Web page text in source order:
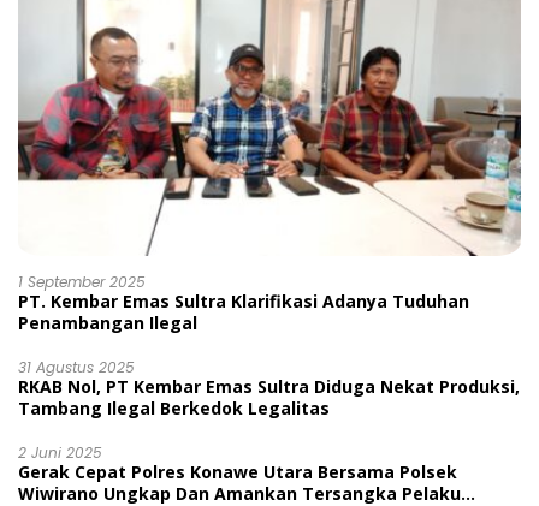
1 September 2025
PT. Kembar Emas Sultra Klarifikasi Adanya Tuduhan
Penambangan Ilegal
31 Agustus 2025
RKAB Nol, PT Kembar Emas Sultra Diduga Nekat Produksi,
Tambang Ilegal Berkedok Legalitas
2 Juni 2025
Gerak Cepat Polres Konawe Utara Bersama Polsek
Wiwirano Ungkap Dan Amankan Tersangka Pelaku